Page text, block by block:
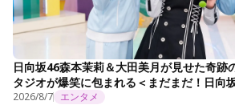
日向坂46森本茉莉＆大田美月が見せた奇跡
タジオが爆笑に包まれる＜まだまだ！日向
2026/8/7 エンタメ